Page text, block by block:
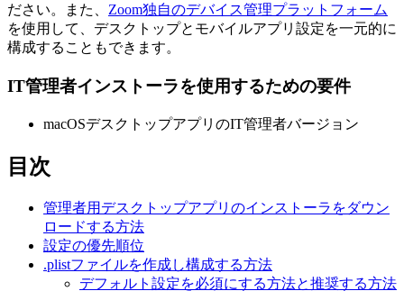
ださい。また、 Zoom独自のデバイス管理プラットフォーム
を使用して、デスクトップとモバイルアプリ設定を一元的に
構成することもできます。
IT管理者インストーラを使用するための要件
macOSデスクトップアプリのIT管理者バージョン
目次
管理者用デスクトップアプリのインストーラをダウン
ロードする方法
設定の優先順位
.plistファイルを作成し構成する方法
デフォルト設定を必須にする方法と推奨する方法